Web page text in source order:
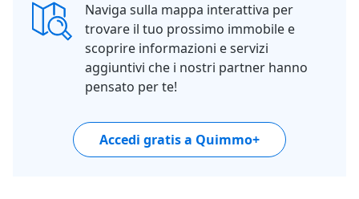
Naviga sulla mappa interattiva per
trovare il tuo prossimo immobile e
scoprire informazioni e servizi
aggiuntivi che i nostri partner hanno
pensato per te!
Accedi gratis a Quimmo+